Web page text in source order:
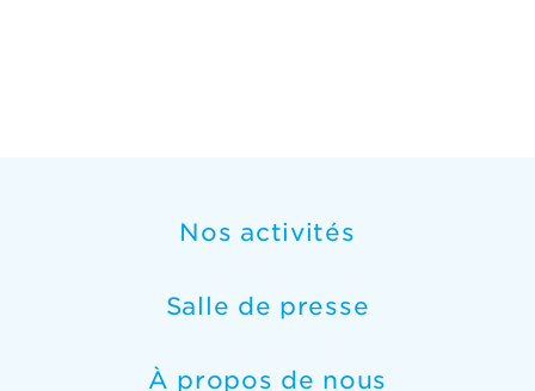
Nos activités
Salle de presse
À propos de nous